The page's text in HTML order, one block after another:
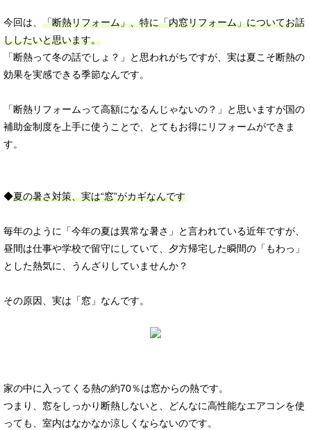
今回は、 「断熱リフォーム」、特に「内窓リフォーム」についてお話
ししたいと思います。
「断熱って冬の話でしょ？」と思われがちですが、実は夏こそ断熱の
効果を実感できる季節なんです。
「断熱リフォームって高額になるんじゃないの？」と思いますが国の
補助金制度を上手に使うことで、とてもお得にリフォームができま
す。
◆夏の暑さ対策、実は“窓”がカギなんです
毎年のように「今年の夏は異常な暑さ」と言われている近年ですが、
昼間は仕事や学校で留守にしていて、夕方帰宅した瞬間の「もわっ」
とした熱気に、うんざりしていませんか？
その原因、実は「窓」なんです。
家の中に入ってくる熱の約70％は窓からの熱です。
つまり、窓をしっかり断熱しないと、どんなに高性能なエアコンを使
っても、室内はなかなか涼しくならないのです。